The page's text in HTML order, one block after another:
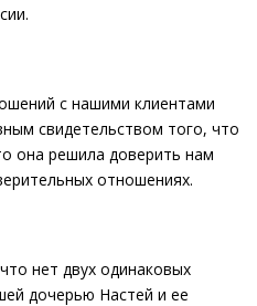
с нашими клиентами
свидетельством того, что
она решила доверить нам
отношениях.
нет двух одинаковых
дочерью Настей и ее